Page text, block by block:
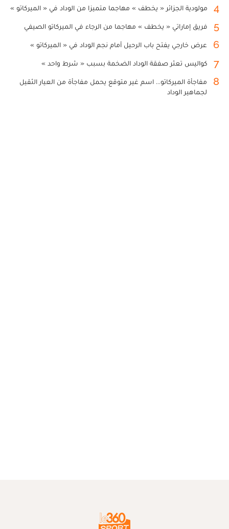
4 مولودية الجزائر « يخطف » مهاجما متميزا من الوداد في « الميركاتو »
5 فريق إماراتي « يخطف » مهاجما من الرجاء في الميركاتو الصيفي
6 عرض خارجي يفتح باب الرحيل أمام نجم الوداد في « الميركاتو »
7 كواليس تعثر صفقة الوداد الضخمة بسبب « شرط واحد »
8
مفاجأة الميركاتو... اسم غير متوقع يحمل مفاجأة من العيار الثقيل
لجماهير الوداد